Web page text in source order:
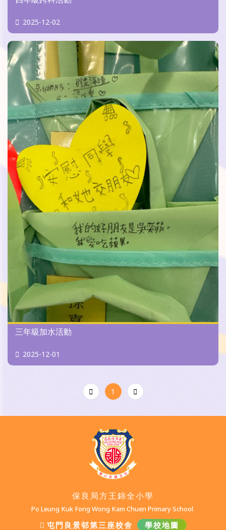
2025-12-02
三年級加水活動
2025-12-01
1
保良局方王錦全小學
Po Leung Kuk Fong Wong Kam Chuen Primary School
屯門良景邨第三座校舍 學校地圖